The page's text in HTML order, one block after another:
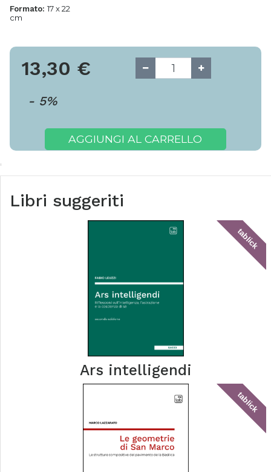
Formato: 17 x 22
cm
13,30 €
- 5%
AGGIUNGI AL CARRELLO
Libri suggeriti
tablick
Ars intelligendi
tablick